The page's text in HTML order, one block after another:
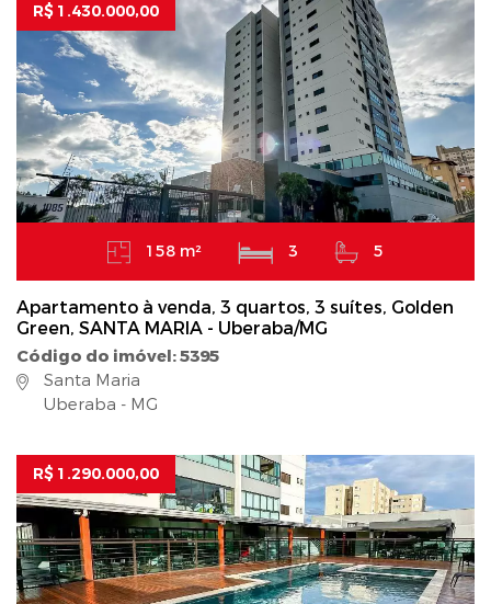
R$ 1.430.000,00
158 m² 3 5
Apartamento à venda, 3 quartos, 3 suítes, Golden
Green, SANTA MARIA - Uberaba/MG
Código do imóvel: 5395
Santa Maria
Uberaba - MG
R$ 1.290.000,00